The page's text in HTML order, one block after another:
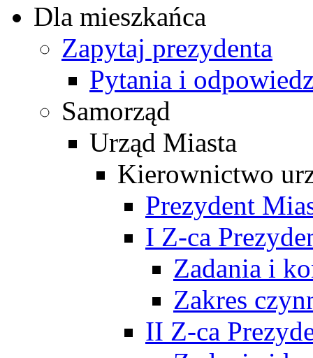
Dla mieszkańca
Zapytaj prezydenta
Pytania i
Samorząd
Urząd Miasta
Kierownictwo
Prezydent
I Z-ca
Zadania i
Zakres
II Z-ca